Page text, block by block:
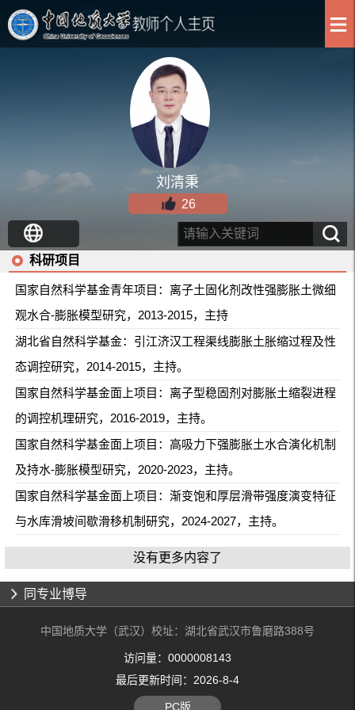
刘清秉
26
科研项目
国家自然科学基金青年项目：离子土固化剂改性强膨胀土微细
观水合-膨胀模型研究，2013-2015，主持
湖北省自然科学基金：引江济汉工程渠线膨胀土胀缩过程及性
态调控研究，2014-2015，主持。
国家自然科学基金面上项目：离子型稳固剂对膨胀土缩裂进程
的调控机理研究，2016-2019，主持。
国家自然科学基金面上项目：高吸力下强膨胀土水合演化机制
及持水-膨胀模型研究，2020-2023，主持。
国家自然科学基金面上项目：渐变饱和厚层滑带强度演变特征
与水库滑坡间歇滑移机制研究，2024-2027，主持。
没有更多内容了
同专业博导
中国地质大学（武汉）校址：湖北省武汉市鲁磨路388号
访问量： 0000008143
最后更新时间： 2026-8-4
PC版